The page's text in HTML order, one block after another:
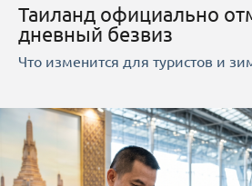
Таиланд официально
дневный безвиз
Что изменится для туристов и